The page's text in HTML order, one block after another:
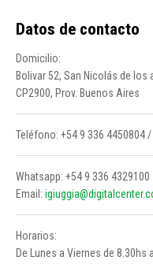
Datos de contacto
Domicilio:
Bolivar 52, San Nicolás de los
CP2900, Prov. Buenos Aires
Teléfono: +54 9 336 4450804 /
Whatsapp: +54 9 336 4329100
Email:
Horarios:
De Lunes a Viernes de